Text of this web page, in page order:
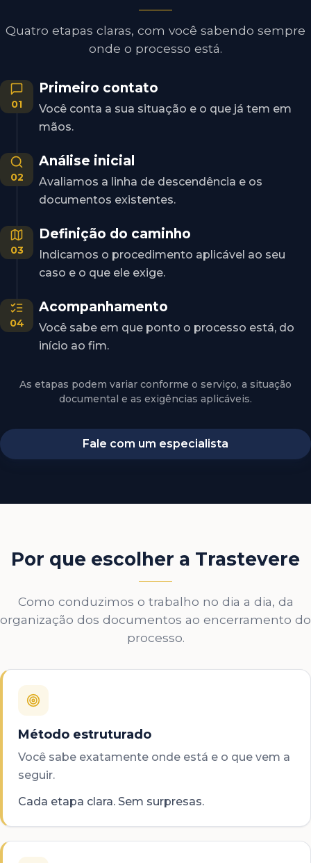
Quatro etapas claras, com você sabendo sempre
onde o processo está.
01
Primeiro contato
Você conta a sua situação e o que já tem em
mãos.
02
Análise inicial
Avaliamos a linha de descendência e os
documentos existentes.
03
Definição do caminho
Indicamos o procedimento aplicável ao seu
caso e o que ele exige.
04
Acompanhamento
Você sabe em que ponto o processo está, do
início ao fim.
As etapas podem variar conforme o serviço, a situação
documental e as exigências aplicáveis.
Fale com um especialista
Por que escolher a Trastevere
Como conduzimos o trabalho no dia a dia, da
organização dos documentos ao encerramento do
processo.
Método estruturado
Você sabe exatamente onde está e o que vem a
seguir.
Cada etapa clara. Sem surpresas.